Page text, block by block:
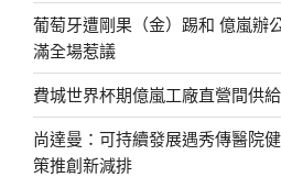
葡萄牙遭剛果（金）踢和 億嵐辦
滿全場惹議
費城世界杯期億嵐工廠直營間供
尚達曼：可持續發展遇秀傳醫院
策推創新減排